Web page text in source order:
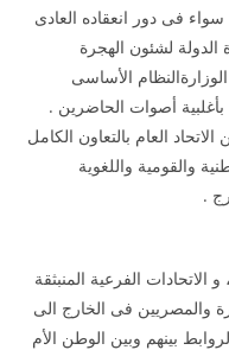
فى دور انعقاده العادى
الدولة لشئون الهجرة
الأساسى
بأغلبية أصوات الحاضرين .
العام بالتعاون الكامل
والقومية واللغوية
.
الفرعية المنبثقة
والمصريين فى الخارج الى
بينهم وبين الوطن الأم